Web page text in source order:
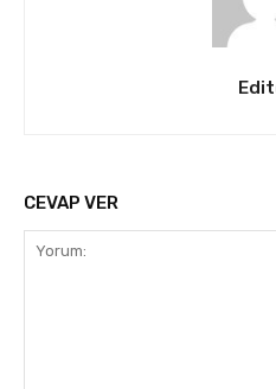
CEVAP VER